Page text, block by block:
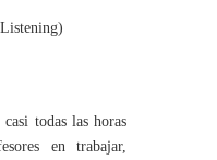
todas las horas
en trabajar,